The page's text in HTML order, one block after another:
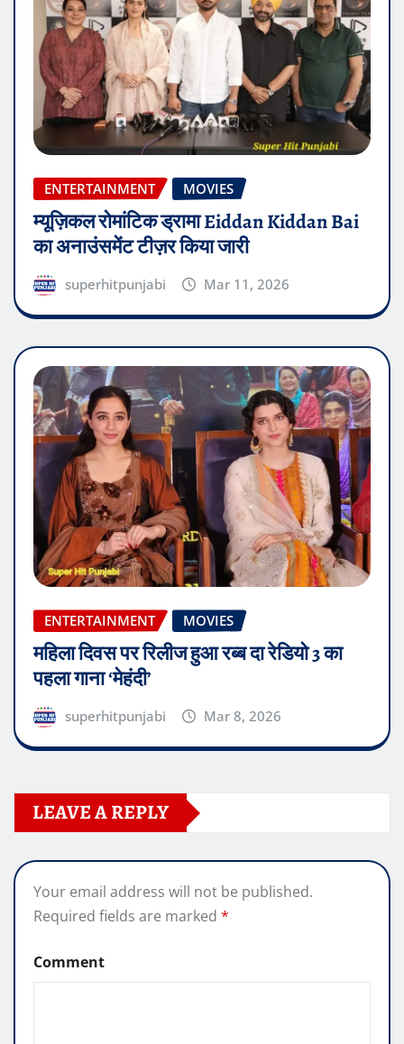
ENTERTAINMENT MOVIES
म्यूज़िकल रोमांटिक ड्रामा Eiddan Kiddan Bai
का अनाउंसमेंट टीज़र किया जारी
superhitpunjabi Mar 11, 2026
ENTERTAINMENT MOVIES
महिला दिवस पर रिलीज हुआ रब्ब दा रेडियो 3 का
पहला गाना ‘मेहंदी’
superhitpunjabi Mar 8, 2026
LEAVE A REPLY
Your email address will not be published.
Required fields are marked *
Comment